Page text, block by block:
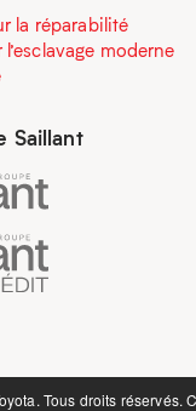
la réparabilité
moderne
Saillant
Tous droits réservés.